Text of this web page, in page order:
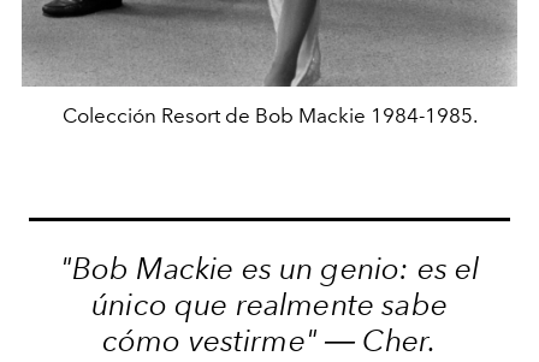
Colección Resort de Bob Mackie 1984-1985.
"Bob Mackie es un genio: es el
único que realmente sabe
cómo vestirme" ― Cher.